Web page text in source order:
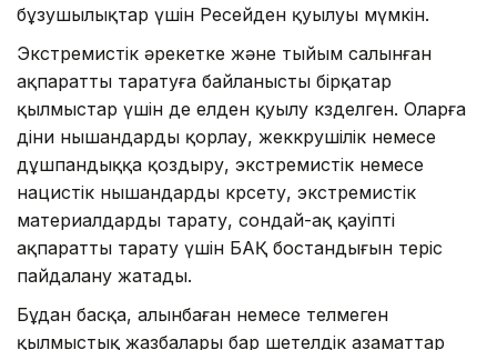
бұзушылықтар үшін Ресейден қуылуы мүмкін.
Экстремистік әрекетке және тыйым салынған
ақпаратты таратуға байланысты бірқатар
қылмыстар үшін де елден қуылу көзделген. Оларға
діни нышандарды қорлау, жеккөрушілік немесе
дұшпандыққа қоздыру, экстремистік немесе
нацистік нышандарды көрсету, экстремистік
материалдарды тарату, сондай-ақ қауіпті
ақпаратты тарату үшін БАҚ бостандығын теріс
пайдалану жатады.
Бұдан басқа, алынбаған немесе өтелмеген
қылмыстық жазбалары бар шетелдік азаматтар